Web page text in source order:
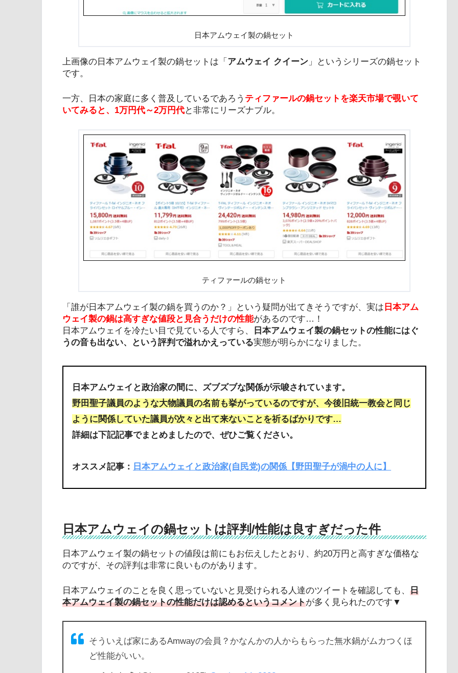
日本アムウェイ製の鍋セット
上画像の日本アムウェイ製の鍋セットは「 アムウェイ クイーン 」というシリーズの鍋セット
です。
一方、日本の家庭に多く普及しているであろう ティファールの鍋セットを楽天市場で覗いて
いてみると、1万円代～2万円代と非常にリーズナブル。
ティファールの鍋セット
「誰が日本アムウェイ製の鍋を買うのか？」という疑問が出てきそうですが、実は 日本アム
ウェイ製の鍋は高すぎな値段と見合うだけの性能があるのです…！
日本アムウェイを冷たい目で見ている人ですら、
日本アムウェイ製の鍋セットの性能にはぐ
うの音も出ない、という評判で溢れかえっている実態が明らかになりました。
日本アムウェイと政治家の間に、ズブズブな関係が示唆されています。
野田聖子議員のような大物議員の名前も挙がっているのですが、今後旧統一教会と同じ
ように関係していた議員が次々と出て来ないことを祈るばかりです…
詳細は下記記事でまとめましたので、ぜひご覧ください。
オススメ記事： 日本アムウェイと政治家(自民党)の関係【野田聖子が渦中の人に】
日本アムウェイの鍋セットは評判/性能は良すぎだった件
日本アムウェイ製の鍋セットの値段は前にもお伝えしたとおり、約20万円と高すぎな価格な
のですが、その評判は非常に良いものがあります。
日本アムウェイのことを良く思っていないと見受けられる人達のツイートを確認しても、 日
本アムウェイ製の鍋セットの性能だけは認めるというコメントが多く見られたのです▼
そういえば家にあるAmwayの会員？かなんかの人からもらった無水鍋がムカつくほ
ど性能がいい。